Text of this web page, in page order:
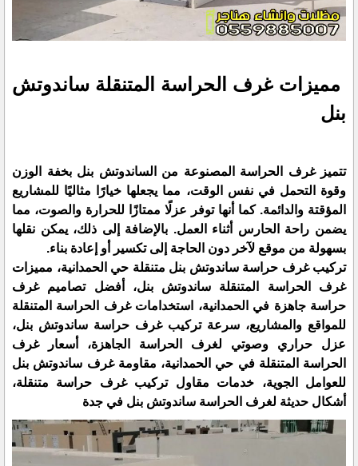
مميزات غرف الحراسة المتنقلة ساندوتش
بنل
تتميز غرف الحراسة المصنوعة من الساندوتش بنل بخفة الوزن
وقوة التحمل في نفس الوقت، مما يجعلها خيارًا مثاليًا للمشاريع
المؤقتة والدائمة. كما أنها توفر عزلًا ممتازًا للحرارة والصوت، مما
يضمن راحة الحارس أثناء العمل. بالإضافة إلى ذلك، يمكن نقلها
بسهولة من موقع لآخر دون الحاجة إلى تكسير أو إعادة بناء.
تركيب غرف حراسة ساندوتش بنل متنقلة حي الحمدانية، مميزات
غرف الحراسة المتنقلة ساندوتش بنل، أفضل تصاميم غرف
حراسة جاهزة في الحمدانية، استخدامات غرف الحراسة المتنقلة
للمواقع والمشاريع، سرعة تركيب غرف حراسة ساندوتش بنل،
عزل حراري وصوتي لغرف الحراسة الجاهزة، أسعار غرف
الحراسة المتنقلة في حي الحمدانية، مقاومة غرف ساندوتش بنل
للعوامل الجوية، خدمات مقاول تركيب غرف حراسة متنقلة،
أشكال حديثة لغرف الحراسة ساندوتش بنل في جدة